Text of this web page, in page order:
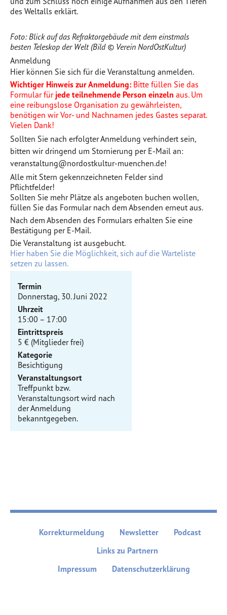
des Weltalls erklärt.
Foto: Blick auf das Refraktorgebäude mit dem einstmals
besten Teleskop der Welt (Bild © Verein NordOstKultur)
Anmeldung
Hier können Sie sich für die Veranstaltung anmelden.
Wichtiger Hinweis zur Anmeldung: Bitte füllen Sie das
Formular für jede teilnehmende Person einzeln aus. Um
eine reibungslose Organisation zu gewährleisten,
benötigen wir Vor- und Nachnamen jedes Gastes separat.
Vielen Dank!
Sollten Sie nach erfolgter Anmeldung verhindert sein,
bitten wir dringend um Stornierung per E-Mail an:
veranstaltung@nordostkultur-muenchen.de!
Alle mit Stern gekennzeichneten Felder sind
Pflichtfelder!
Sollten Sie mehr Plätze als angeboten buchen wollen,
füllen Sie das Formular nach dem Absenden erneut aus.
Nach dem Absenden des Formulars erhalten Sie eine
Bestätigung per E-Mail.
Die Veranstaltung ist ausgebucht.
Hier haben Sie die Möglichkeit, sich auf die Warteliste
setzen zu lassen.
Termin
Donnerstag, 30. Juni 2022
Uhrzeit
15:00 – 17:00
Eintrittspreis
5 € (Mitglieder frei)
Kategorie
Besichtigung
Veranstaltungsort
Treffpunkt bzw.
Veranstaltungsort wird nach
der Anmeldung
bekanntgegeben.
Korrekturmeldung Newsletter
Podcast
Links zu Partnern
Impressum
Datenschutzerklärung